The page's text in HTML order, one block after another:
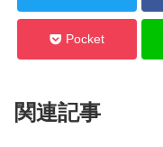
Pocket
関連記事